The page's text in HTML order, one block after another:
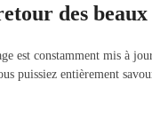
des
est constamment mis à
puissiez entièrement